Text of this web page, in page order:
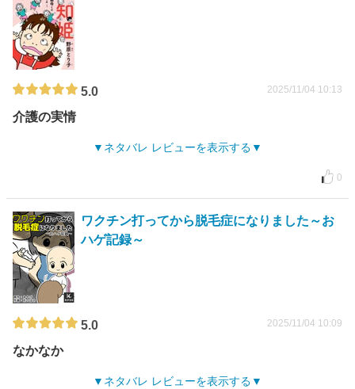
5.0 2025/11/04 10:13
介護の実情
ネタバレ レビューを表示する
0
ワクチン打ってから脱毛症になりました～お
ハゲ記録～
5.0 2025/11/04 10:09
なかなか
ネタバレ レビューを表示する